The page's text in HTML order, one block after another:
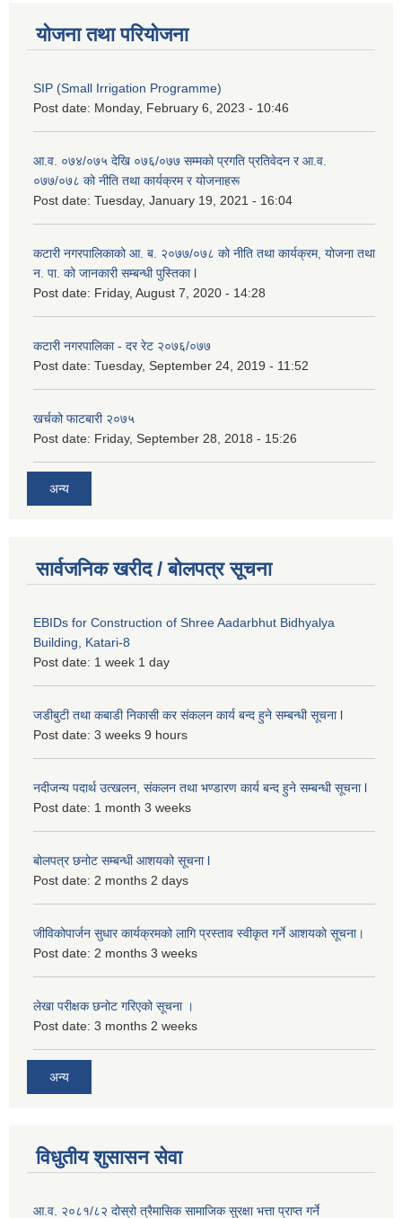
योजना तथा परियोजना
SIP (Small Irrigation Programme)
Post date: Monday, February 6, 2023 - 10:46
आ.व. ०७४/०७५ देखि ०७६/०७७ सम्मको प्रगति प्रतिवेदन र आ.व.
०७७/०७८ को नीति तथा कार्यक्रम र योजनाहरू
Post date: Tuesday, January 19, 2021 - 16:04
कटारी नगरपालिकाको आ. ब. २०७७/०७८ को नीति तथा कार्यक्रम, योजना तथा
न. पा. को जानकारी सम्बन्धी पुस्तिका l
Post date: Friday, August 7, 2020 - 14:28
कटारी नगरपालिका - दर रेट २०७६/०७७
Post date: Tuesday, September 24, 2019 - 11:52
खर्चको फाटबारी २०७५
Post date: Friday, September 28, 2018 - 15:26
अन्य
सार्वजनिक खरीद / बोलपत्र सूचना
EBIDs for Construction of Shree Aadarbhut Bidhyalya
Building, Katari-8
Post date: 1 week 1 day
जडीबुटी तथा कबाडी निकासी कर संकलन कार्य बन्द हुने सम्बन्धी सूचना l
Post date: 3 weeks 9 hours
नदीजन्य पदार्थ उत्खलन, संकलन तथा भण्डारण कार्य बन्द हुने सम्बन्धी सूचना l
Post date: 1 month 3 weeks
बोलपत्र छनोट सम्बन्धी आशयको सूचना l
Post date: 2 months 2 days
जीविकोपार्जन सुधार कार्यक्रमको लागि प्रस्ताव स्वीकृत गर्ने आशयको सूचना।
Post date: 2 months 3 weeks
लेखा परीक्षक छनोट गरिएको सूचना ।
Post date: 3 months 2 weeks
अन्य
विधुतीय शुसासन सेवा
आ.व. २०८१/८२ दोस्रो त्रैमासिक सामाजिक सुरक्षा भत्ता प्राप्त गर्ने